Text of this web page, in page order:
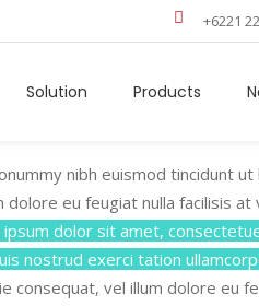
+6221
Solution Products
nibh euismod tincidunt
dolore eu feugiat nulla facilisis
ipsum dolor sit amet,
nostrud exerci tation
consequat, vel illum dolore eu